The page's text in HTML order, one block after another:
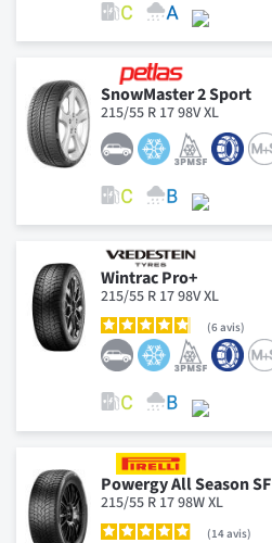
SnowMaster 2 Sport
215/55 R 17 98V XL
Wintrac Pro+
215/55 R 17 98V XL
6avis
Powergy All Season SF
215/55 R 17 98W XL
14avis